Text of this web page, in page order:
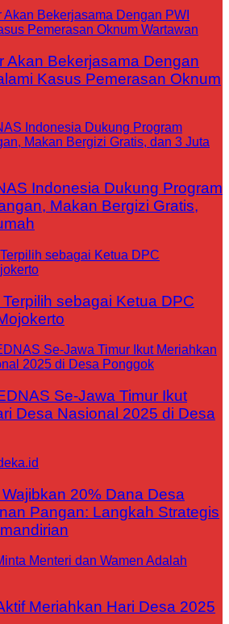
Akan Bekerjasama Dengan
Kasus Pemerasan Oknum
Indonesia Dukung Program
Makan Bergizi Gratis,
sebagai Ketua DPC
Se-Jawa Timur Ikut
Desa Nasional 2025 di Desa
20% Dana Desa
Pangan: Langkah Strategis
Meriahkan Hari Desa 2025